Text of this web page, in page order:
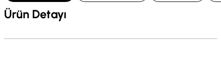
Ürün Detayı